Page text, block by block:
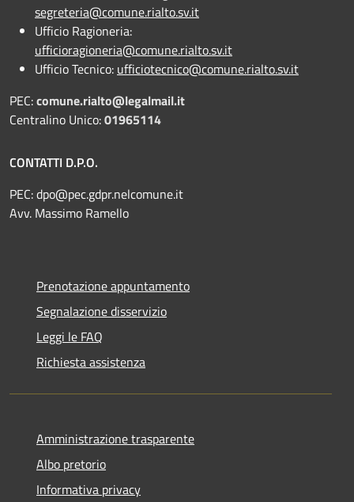
segreteria@comune.rialto.sv.it
Ufficio Ragioneria:
ufficioragioneria@comune.rialto.sv.it
Ufficio Tecnico: ufficiotecnico@comune.rialto.sv.it
PEC:comune.rialto@legalmail.it
Centralino Unico:01965114
CONTATTI D.P.O.
PEC:dpo@pec.gdpr.nelcomune.it
Avv. Massimo Ramello
Prenotazione appuntamento
Segnalazione disservizio
Leggi le FAQ
Richiesta assistenza
Amministrazione trasparente
Albo pretorio
Informativa privacy